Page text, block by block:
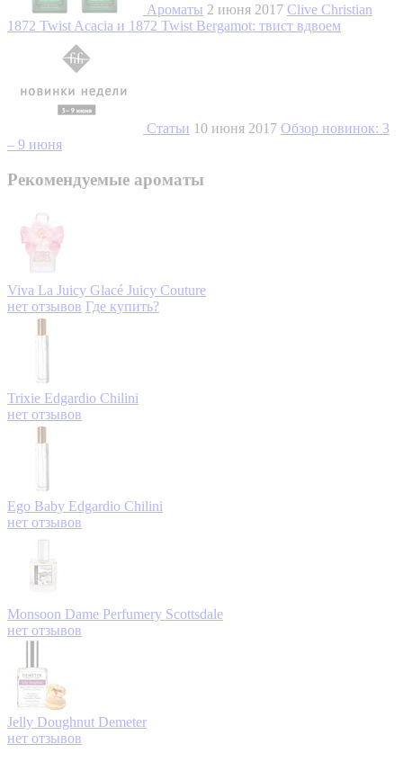
Ароматы 2 июня 2017 Clive Christian
1872 Twist Acacia и 1872 Twist Bergamot: твист вдвоем
Статьи 10 июня 2017 Обзор новинок: 3
– 9 июня
Рекомендуемые ароматы
Viva La Juicy Glacé Juicy Couture
нет отзывов Где купить?
Trixie Edgardio Chilini
нет отзывов
Ego Baby Edgardio Chilini
нет отзывов
Monsoon Dame Perfumery Scottsdale
нет отзывов
Jelly Doughnut Demeter
нет отзывов